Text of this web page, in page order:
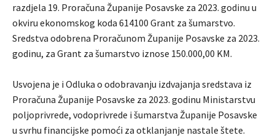
razdjela 19. Proračuna Županije Posavske za 2023. godinu u
okviru ekonomskog koda 614100 Grant za šumarstvo.
Sredstva odobrena Proračunom Županije Posavske za 2023.
godinu, za Grant za šumarstvo iznose 150.000,00 KM.
Usvojena je i Odluka o odobravanju izdvajanja sredstava iz
Proračuna Županije Posavske za 2023. godinu Ministarstvu
poljoprivrede, vodoprivrede i šumarstva Županije Posavske
u svrhu financijske pomoći za otklanjanje nastale štete.